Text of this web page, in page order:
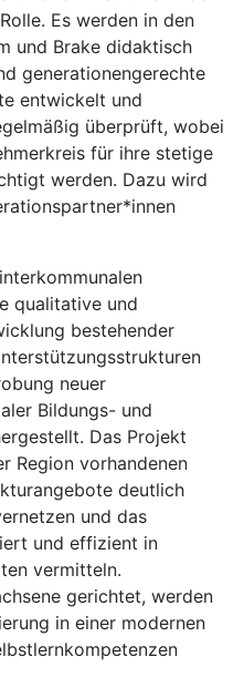
Es werden in den
und Brake didaktisch
generationengerechte
entwickelt und
überprüft, wobei
für ihre stetige
werden. Dazu wird
qualitative und
bestehender
neuer
Bildungs- und
Das Projekt
Region vorhandenen
deutlich
und das
und effizient in
vermitteln.
gerichtet, werden
in einer modernen